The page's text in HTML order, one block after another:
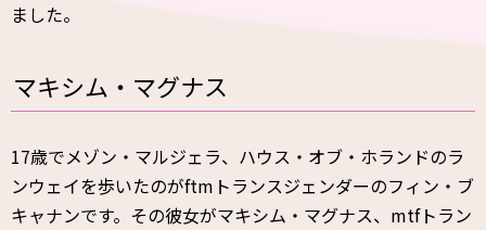
ました。
マキシム・マグナス
17歳でメゾン・マルジェラ、ハウス・オブ・ホランドのラ
ンウェイを歩いたのがftmトランスジェンダーのフィン・ブ
キャナンです。その彼女がマキシム・マグナス、mtfトラン